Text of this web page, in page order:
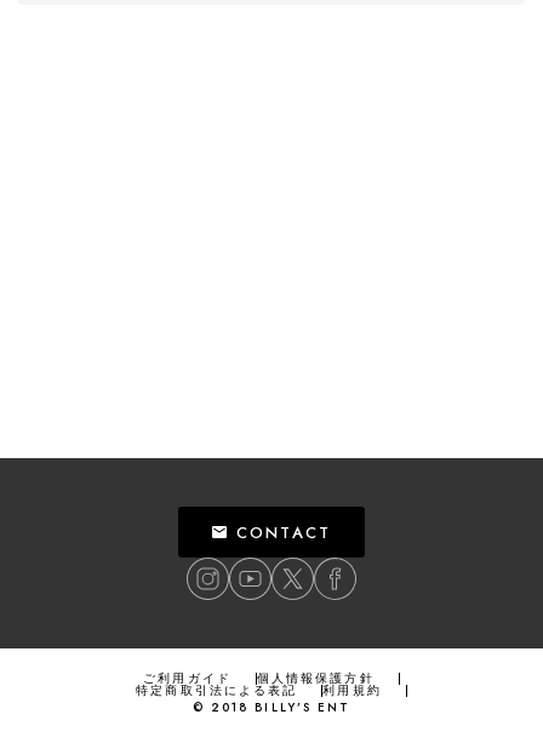
CONTACT
ご利用ガイド 個人情報保護方針
特定商取引法による表記
利用規約
© 2018 BILLY’S ENT